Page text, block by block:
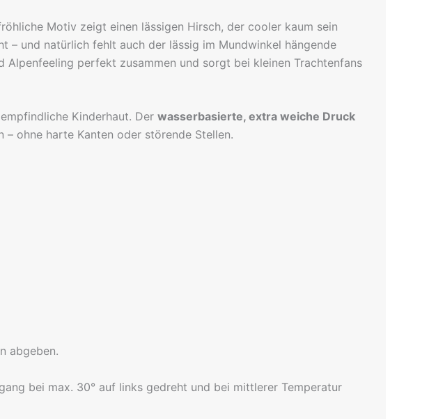
Motiv zeigt einen lässigen Hirsch, der cooler kaum sein
– und natürlich fehlt auch der lässig im Mundwinkel hängende
Alpenfeeling perfekt zusammen und sorgt bei kleinen Trachtenfans
Kinderhaut. Der wasserbasierte, extra weiche Druck
ohne harte Kanten oder störende Stellen.
abgeben.
bei max. 30° auf links gedreht und bei mittlerer Temperatur